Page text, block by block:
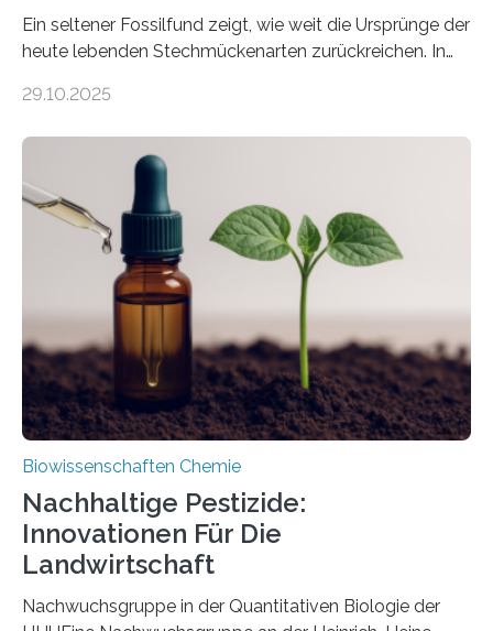
Ein seltener Fossilfund zeigt, wie weit die Ursprünge der
heute lebenden Stechmückenarten zurückreichen. In
Forschende die bisher älteste bekannte Stechmücken-
Region Kachin in Myanmar und hat sich in
ausgezeichnetem Zustand erhalten. Es konnte als neue
Art einer neuen Gattung beschrieben werden und trägt
nun den Namen Cretosabethes primaevus. Dieser erste
fossile Nachweis einer Stechmückenlarve in Bernstein
stellt gleichzeitig den ersten Fossilfund einer
Mückenlarve aus dem Mesozoikum dar, denn…
29.10.2025
Biowissenschaften Chemie
Nachhaltige Pestizide:
Innovationen Für Die
Landwirtschaft
Nachwuchsgruppe in der Quantitativen Biologie der